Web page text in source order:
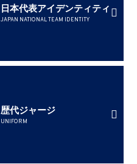
日本代表アイデンティティ
JAPAN NATIONAL TEAM IDENTITY
歴代ジャージ
UNIFORM